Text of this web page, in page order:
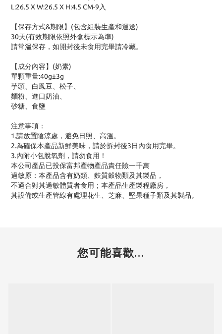
L:26.5 X W:26.5 X H:4.5 CM-9入
【保存方式&期限】(包含組裝生產和運送)
30天(有效期限依照外盒標示為準)
請常溫保存，如開封後未食用完畢請冷藏。
【成分內容】(奶素)
單顆重量:40g±3g
芋頭、白鳳豆、松子、
麵粉、進口奶油、
砂糖、食鹽
注意事項：
1.請放置陰涼處，避免日照、高溫。
2.為確保本產品新鮮美味，請於拆封後3日內食用完畢。
3.內附小包脫氧劑，請勿食用！
本公司產品已投保富邦產物產品責任險一千萬
過敏原：本產品含有奶類、麩質穀物類及其製品，
不適合對其過敏體質者食用；本產品生產製程廠房，
其設備或生產管線有處理花生、芝麻、堅果種子類及其製品。
您可能喜歡...